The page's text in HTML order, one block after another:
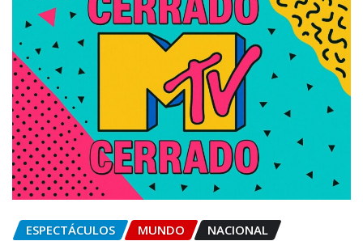
ESPECTÁCULOS MUNDO NACIONAL